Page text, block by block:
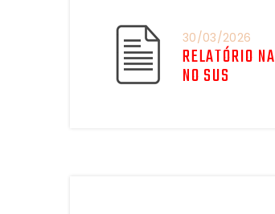
30/03/2026
RELATÓRIO
NO SUS